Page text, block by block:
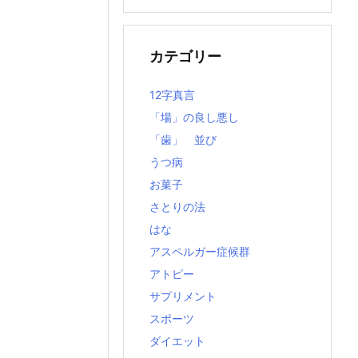
記
カテゴリー
12字真言
「場」の良し悪し
「歯」 並び
うつ病
お菓子
さとりの法
はな
アスペルガー症候群
アトピー
サプリメント
スポーツ
ダイエット